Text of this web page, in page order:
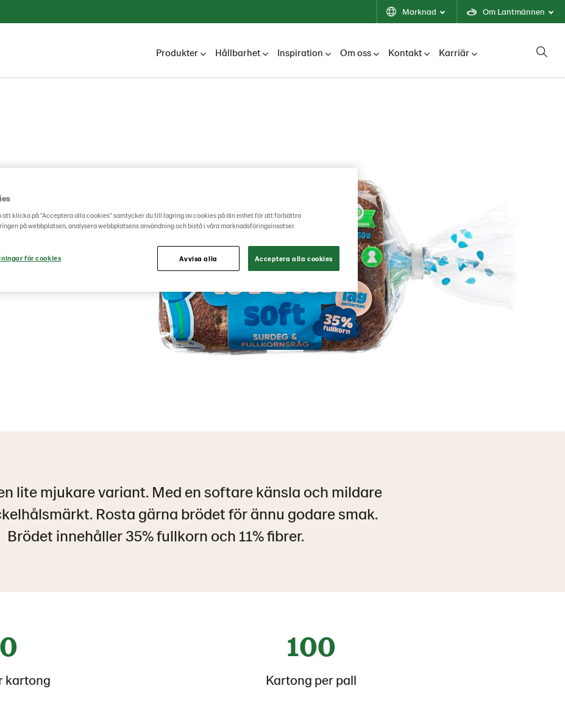
Marknad Om Lantmännen
Produkter Hållbarhet Inspiration Om oss Kontakt Karriär
lite mjukare variant. Med en softare känsla och mildare
Rosta gärna brödet för ännu godare smak.
Brödet innehåller 35% fullkorn och 11% fibrer.
kartong
100
Kartong per pall
att klicka på "Acceptera alla cookies" samtycker du till lagring av cookies på din enhet för att förbättra
på webbplatsen, analysera webbplatsens användning och bistå i våra marknadsföringsinsatser.
för cookies Avvisa alla Acceptera alla cookies